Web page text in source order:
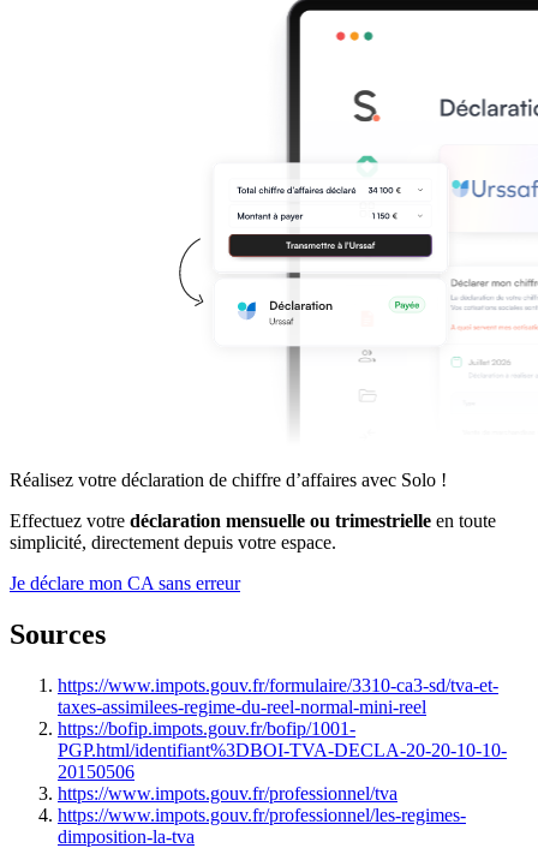
Réalisez votre déclaration de chiffre d’affaires avec Solo !
Effectuez votre déclaration mensuelle ou trimestrielle en toute
simplicité, directement depuis votre espace.
Je déclare mon CA sans erreur
Sources
https://www.impots.gouv.fr/formulaire/3310-ca3-sd/tva-et-
taxes-assimilees-regime-du-reel-normal-mini-reel
https://bofip.impots.gouv.fr/bofip/1001-
PGP.html/identifiant%3DBOI-TVA-DECLA-20-20-10-10-
20150506
https://www.impots.gouv.fr/professionnel/tva
https://www.impots.gouv.fr/professionnel/les-regimes-
dimposition-la-tva